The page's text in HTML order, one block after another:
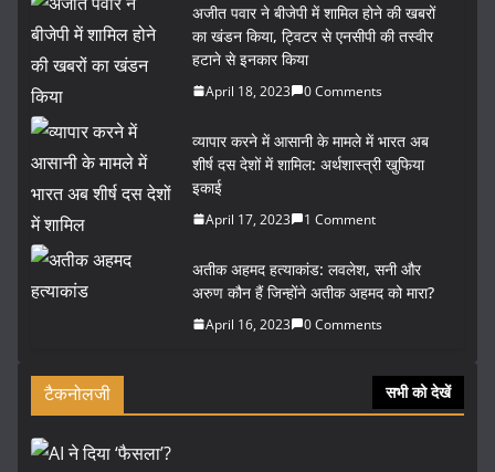
अजीत पवार ने बीजेपी में शामिल होने की खबरों
का खंडन किया, ट्विटर से एनसीपी की तस्वीर
हटाने से इनकार किया
April 18, 2023 0 Comments
व्यापार करने में आसानी के मामले में भारत अब
शीर्ष दस देशों में शामिल: अर्थशास्त्री खुफिया
इकाई
April 17, 2023 1 Comment
अतीक अहमद हत्याकांड: लवलेश, सनी और
अरुण कौन हैं जिन्होंने अतीक अहमद को मारा?
April 16, 2023 0 Comments
टैकनोलजी सभी को देखें